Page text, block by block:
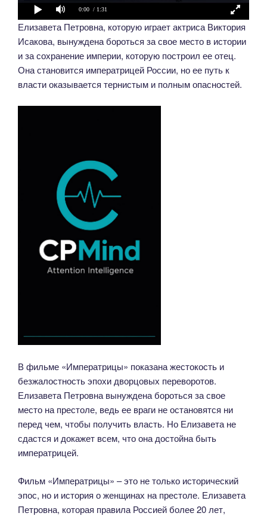
0:00 / 1:31
Елизавета Петровна, которую играет актриса Виктория
Исакова, вынуждена бороться за свое место в истории
и за сохранение империи, которую построил ее отец.
Она становится императрицей России, но ее путь к
власти оказывается тернистым и полным опасностей.
В фильме «Императрицы» показана жестокость и
безжалостность эпохи дворцовых переворотов.
Елизавета Петровна вынуждена бороться за свое
место на престоле, ведь ее враги не остановятся ни
перед чем, чтобы получить власть. Но Елизавета не
сдастся и докажет всем, что она достойна быть
императрицей.
Фильм «Императрицы» – это не только исторический
эпос, но и история о женщинах на престоле. Елизавета
Петровна, которая правила Россией более 20 лет,